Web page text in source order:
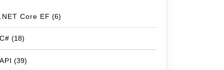
.NET Core EF (6)
C# (18)
API (39)